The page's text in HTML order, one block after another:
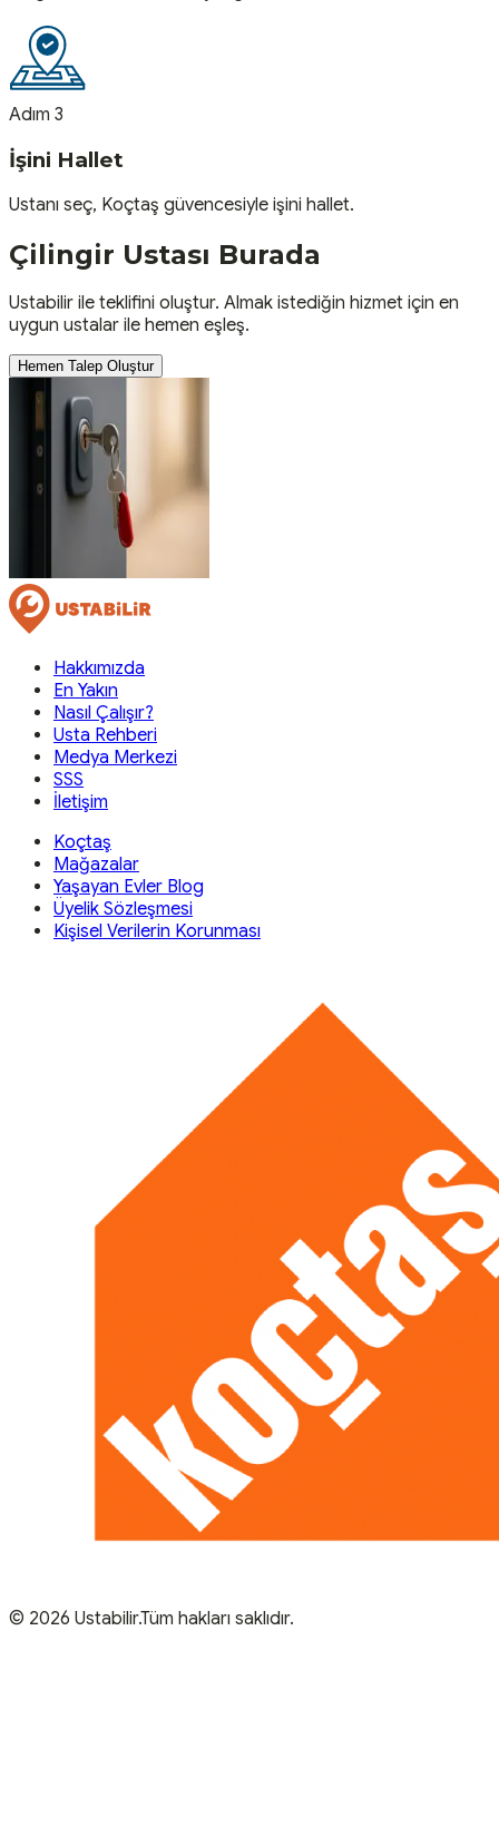
Adım 3
İşini Hallet
Ustanı seç, Koçtaş güvencesiyle işini hallet.
Çilingir Ustası Burada
Ustabilir ile teklifini oluştur. Almak istediğin hizmet için en
uygun ustalar ile hemen eşleş.
Hemen Talep Oluştur
Hakkımızda
En Yakın
Nasıl Çalışır?
Usta Rehberi
Medya Merkezi
SSS
İletişim
Koçtaş
Mağazalar
Yaşayan Evler Blog
Üyelik Sözleşmesi
Kişisel Verilerin Korunması
© 2026 Ustabilir.Tüm hakları saklıdır.